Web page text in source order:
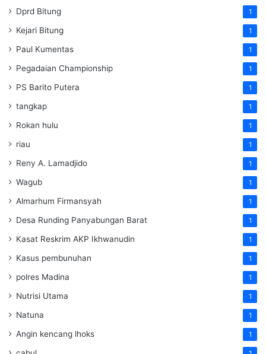
Dprd Bitung 1
Kejari Bitung 1
Paul Kumentas 1
Pegadaian Championship 1
PS Barito Putera 1
tangkap 1
Rokan hulu 1
riau 1
Reny A. Lamadjido 1
Wagub 1
Almarhum Firmansyah 1
Desa Runding Panyabungan Barat 1
Kasat Reskrim AKP Ikhwanudin 1
Kasus pembunuhan 1
polres Madina 1
Nutrisi Utama 1
Natuna 1
Angin kencang lhoks 1